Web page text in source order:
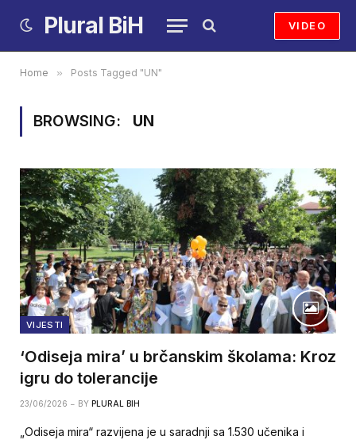
Plural BiH VIDEO
Home » Posts Tagged "UN"
BROWSING: UN
VIJESTI
‘Odiseja mira’ u brčanskim školama: Kroz
igru do tolerancije
23/06/2026 BY PLURAL BIH
„Odiseja mira“ razvijena je u saradnji sa 1.530 učenika i